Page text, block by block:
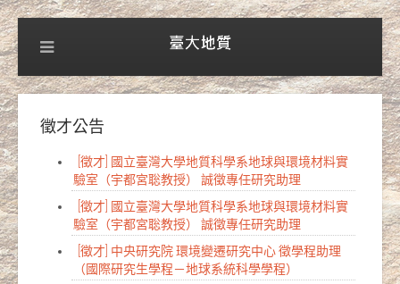
徵才公告
[徵才] 國立臺灣大學地質科學系地球與環境材料實
驗室（宇都宮聡教授） 誠徵專任研究助理
[徵才] 國立臺灣大學地質科學系地球與環境材料實
驗室（宇都宮聡教授） 誠徵專任研究助理
[徵才] 中央研究院 環境變遷研究中心 徵學程助理
（國際研究生學程－地球系統科學學程）